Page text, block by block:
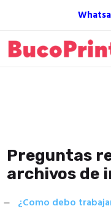
Blog
Preguntas
archivos de
¿Como debo